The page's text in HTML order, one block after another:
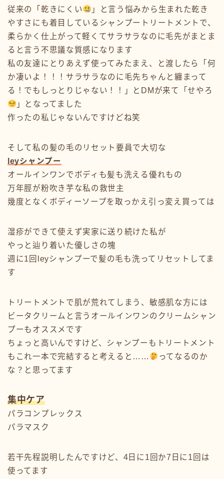
従来の「乾きにくい
」と言う悩みから生まれた乾き
やすさにも着目しているシャンプートリートメントで、
柔らかく仕上がって軽くてサラサラなのに毛先がまとま
ると言う不思議な質感になります
私の友達にとりあえず使ってみたまえ、と渡したら「何
か凄いよ！！！サラサラなのに毛先ちゃんと纏まって
る！でもしっとりじゃない！！」とDMが来て「せやろ
」となってました
作ったの私じゃないんですけどね笑
そして私の髪の毛のリセット要員で大切な
leyシャンプー
オールインワンでボディも髪も洗える優れもの
万年脛が粉吹き芋な私の救世主
幾度となくボディーソープを取っかえ引っ変え買っては
湿疹ができて使えず実家に送り続けた私が
やっと辿り着いた優しさの塊
週に1回leyシャンプーで髪の毛も洗ってリセットしてま
す
トリートメントで肌が荒れてしまう、敏感肌な方には
ビータクリームと言うオールインワンのクリームシャン
プーもオススメです
ちょっと高いんですけど、シャンプーもトリートメント
もこれ一本で完結すると考えると……
ってなるのか
な？と思ってます
集中ケア
パラコンプレックス
パラマスク
若干先程説明したんですけど、4日に1回か7日に1回は
使ってます